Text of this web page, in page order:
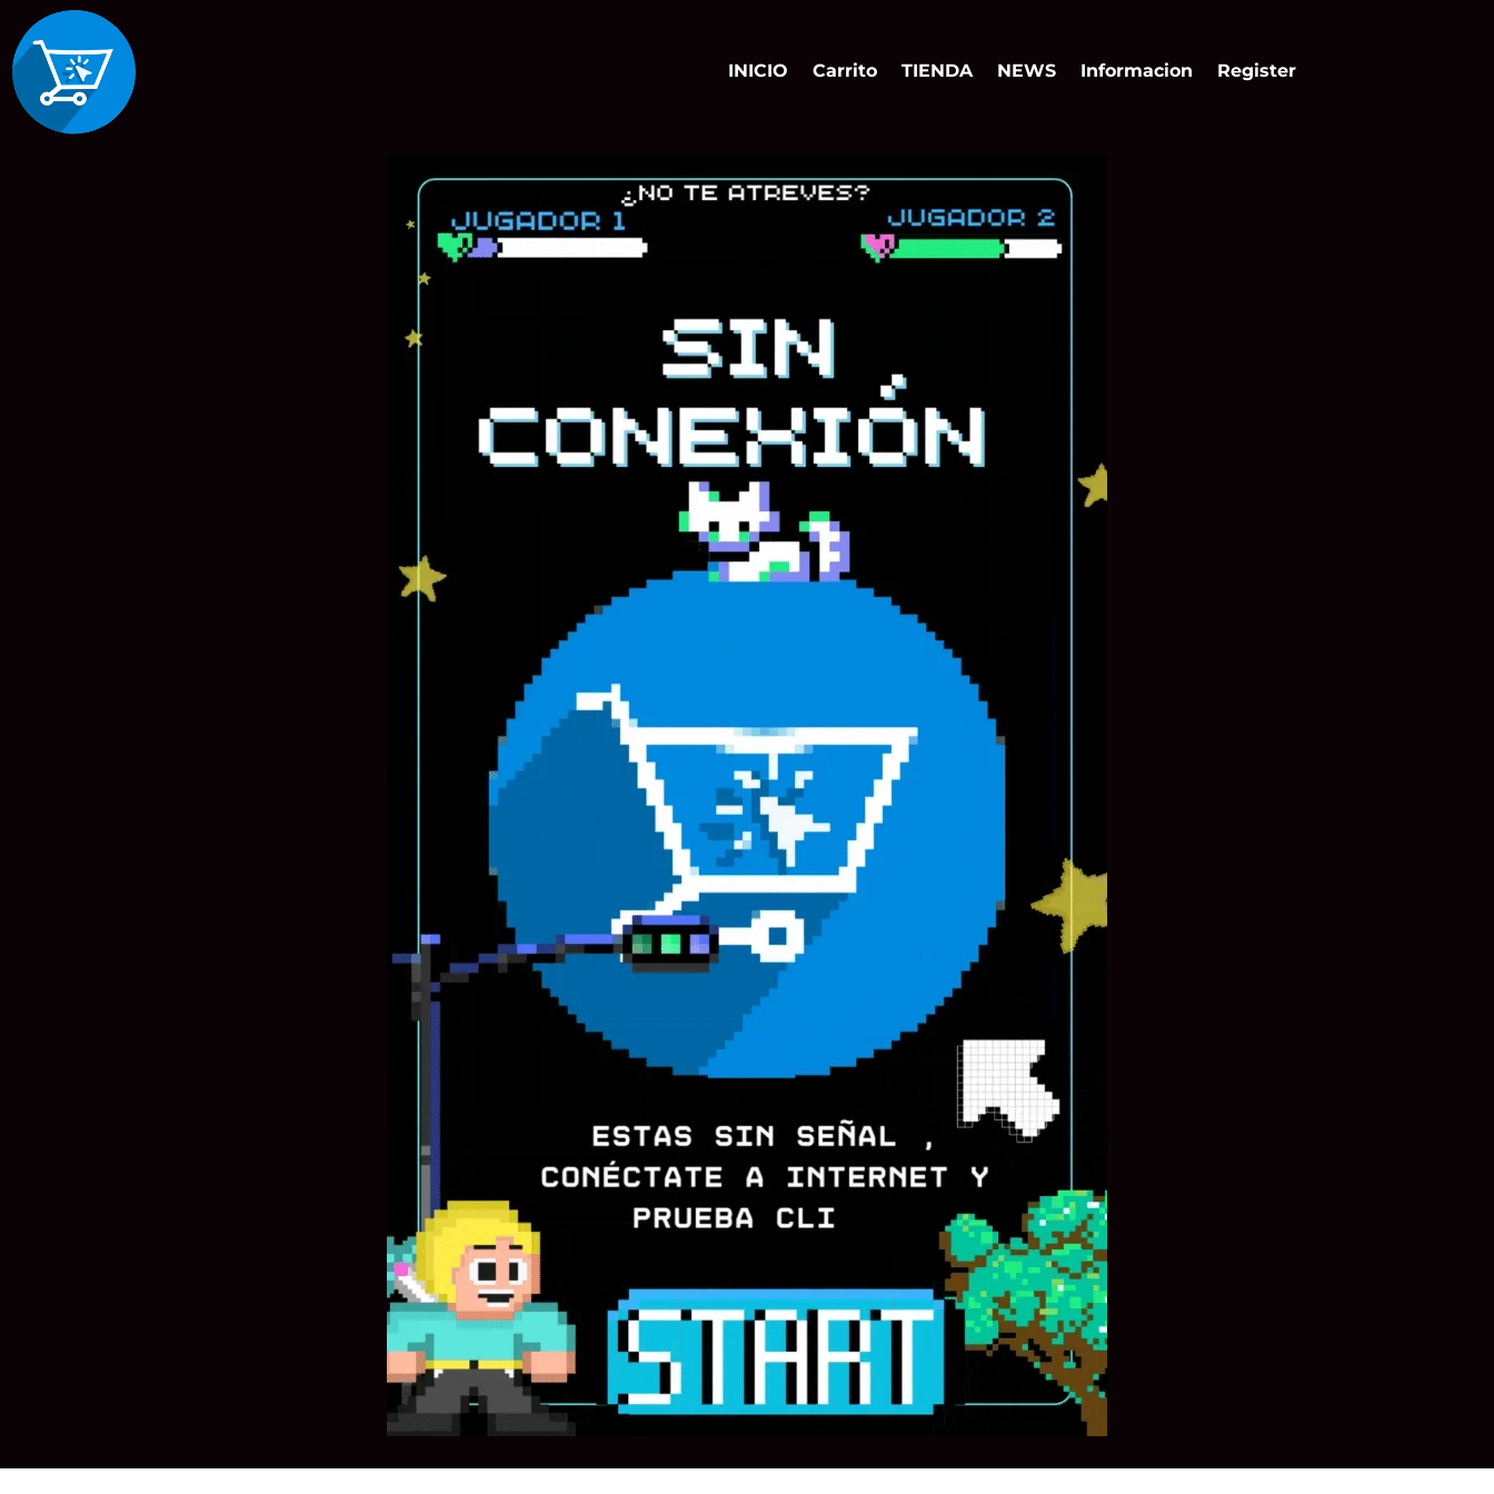
INICIO Carrito TIENDA NEWS Informacion Register